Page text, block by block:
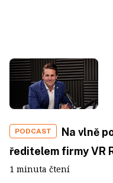
PODCAST
Na vlně
ředitelem firmy VR
1 minuta čtení